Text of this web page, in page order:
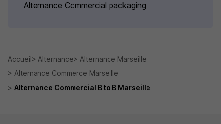
Alternance Commercial packaging
Accueil Alternance
Alternance Marseille
Alternance Commerce Marseille
Alternance Commercial B to B Marseille